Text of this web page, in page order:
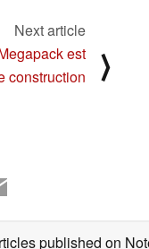
Next article
est
construction
⟩
published on